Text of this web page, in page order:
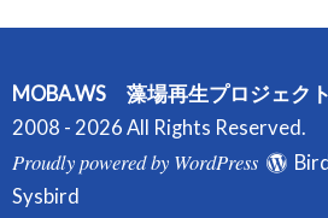
MOBA.WS 藻場再生プロジェク
2008 - 2026 All Rights Reserved.
Proudly powered by WordPress
Sysbird